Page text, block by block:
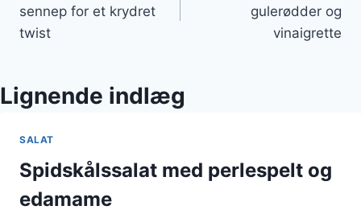
sennep for et krydret
twist
gulerødder og
vinaigrette
Lignende indlæg
SALAT
Spidskålssalat med perlespelt og
edamame